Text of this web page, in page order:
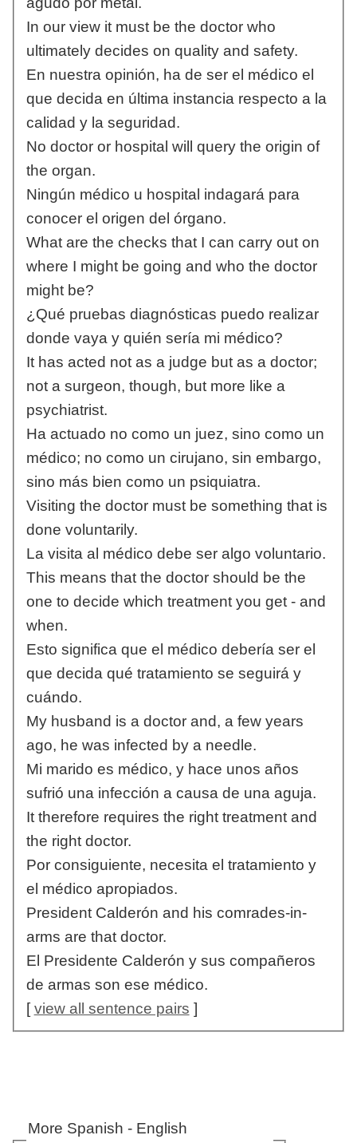
In our view it must be the doctor who
ultimately decides on quality and safety.
En nuestra opinión, ha de ser el médico el
que decida en última instancia respecto a la
calidad y la seguridad.
No doctor or hospital will query the origin of
the organ.
Ningún médico u hospital indagará para
conocer el origen del órgano.
What are the checks that I can carry out on
where I might be going and who the doctor
might be?
¿Qué pruebas diagnósticas puedo realizar
donde vaya y quién sería mi médico?
It has acted not as a judge but as a doctor;
not a surgeon, though, but more like a
psychiatrist.
Ha actuado no como un juez, sino como un
médico; no como un cirujano, sin embargo,
sino más bien como un psiquiatra.
Visiting the doctor must be something that is
done voluntarily.
La visita al médico debe ser algo voluntario.
This means that the doctor should be the
one to decide which treatment you get - and
when.
Esto significa que el médico debería ser el
que decida qué tratamiento se seguirá y
cuándo.
My husband is a doctor and, a few years
ago, he was infected by a needle.
Mi marido es médico, y hace unos años
sufrió una infección a causa de una aguja.
It therefore requires the right treatment and
the right doctor.
Por consiguiente, necesita el tratamiento y
el médico apropiados.
President Calderón and his comrades-in-
arms are that doctor.
El Presidente Calderón y sus compañeros
de armas son ese médico.
[view all sentence pairs ]
More Spanish - English